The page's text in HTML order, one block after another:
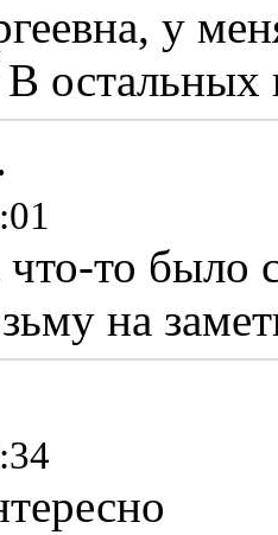
у
В
то было
на